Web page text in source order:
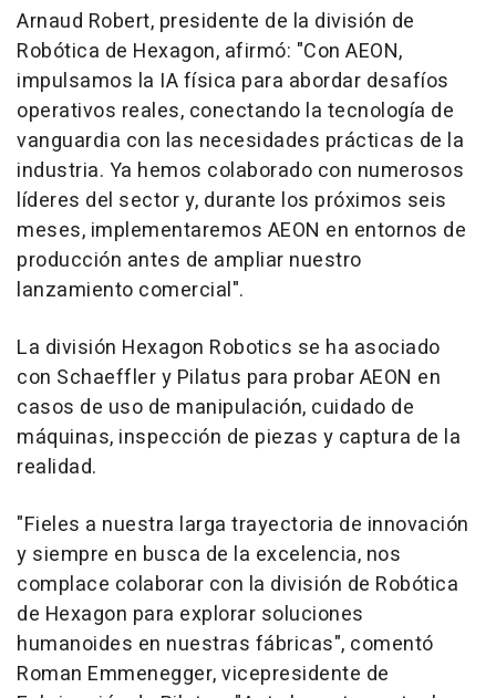
Arnaud Robert, presidente de la división de
Robótica de Hexagon, afirmó: "Con AEON,
impulsamos la IA física para abordar desafíos
operativos reales, conectando la tecnología de
vanguardia con las necesidades prácticas de la
industria. Ya hemos colaborado con numerosos
líderes del sector y, durante los próximos seis
meses, implementaremos AEON en entornos de
producción antes de ampliar nuestro
lanzamiento comercial".
La división Hexagon Robotics se ha asociado
con Schaeffler y Pilatus para probar AEON en
casos de uso de manipulación, cuidado de
máquinas, inspección de piezas y captura de la
realidad.
"Fieles a nuestra larga trayectoria de innovación
y siempre en busca de la excelencia, nos
complace colaborar con la división de Robótica
de Hexagon para explorar soluciones
humanoides en nuestras fábricas", comentó
Roman Emmenegger, vicepresidente de